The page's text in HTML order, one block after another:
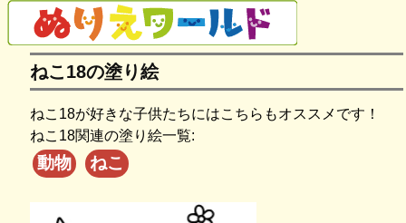
ねこ18の塗り絵
ねこ18が好きな子供たちにはこちらもオススメです！
ねこ18関連の塗り絵一覧:
動物 ねこ